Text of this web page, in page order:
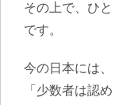
その上で、ひ
です。
今の日本には、
「少数者は認